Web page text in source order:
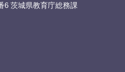
6 茨城県教育庁総務課